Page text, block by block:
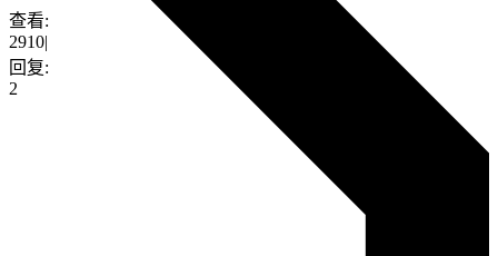
查看:
2910|
回复:
2